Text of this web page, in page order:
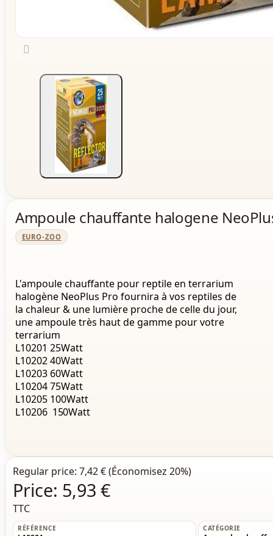

Ampoule chauffante halogene
EURO-ZOO
L'ampoule chauffante pour reptile en terrarium
halogène NeoPlus Pro fournira à vos reptiles de
la chaleur & une lumière proche de celle du jour,
une ampoule très haut de gamme pour votre
terrarium
L10201 25Watt
L10202 40Watt
L10203 60Watt
L10204 75Watt
L10205 100Watt
L10206 150Watt
Regular price: 7,42 €(Économisez 20%)
Price: 5,93 €
TTC
RÉFÉRENCE CATÉGORIE